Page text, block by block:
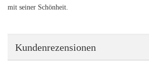
mit seiner Schönheit.
Kundenrezensionen